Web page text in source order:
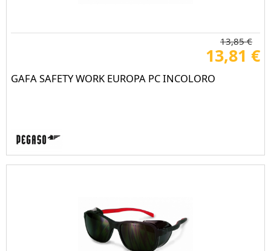
13,81 €
GAFA SAFETY WORK EUROPA PC INCOLORO
13,85 €